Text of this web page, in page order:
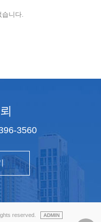
니다.
3560
reserved. ADMIN